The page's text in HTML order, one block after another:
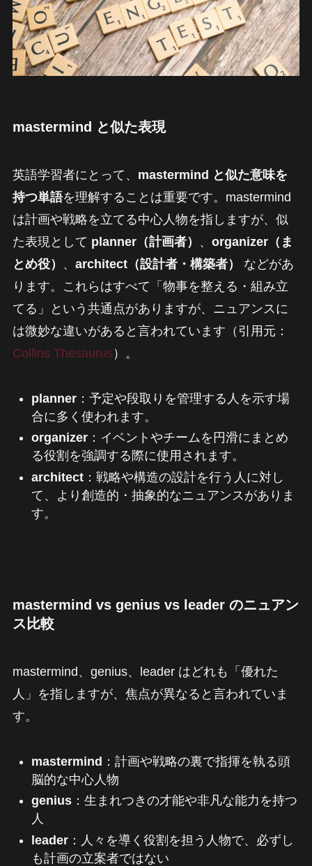
mastermind と似た表現
英語学習者にとって、 mastermind と似た意味を
持つ単語を理解することは重要です。mastermind
は計画や戦略を立てる中心人物を指しますが、似
た表現として planner（計画者） 、 organizer（ま
とめ役）
、 architect（設計者・構築者）
などがあ
ります。これらはすべて「物事を整える・組み立
てる」という共通点がありますが、ニュアンスに
は微妙な違いがあると言われています（引用元：
Collins Thesaurus ）。
planner：予定や段取りを管理する人を示す場
合に多く使われます。
organizer：イベントやチームを円滑にまとめ
る役割を強調する際に使用されます。
architect：戦略や構造の設計を行う人に対し
て、より創造的・抽象的なニュアンスがありま
す。
mastermind vs genius vs leader のニュアン
ス比較
mastermind、genius、leader はどれも「優れた
人」を指しますが、焦点が異なると言われていま
す。
mastermind ：計画や戦略の裏で指揮を執る頭
脳的な中心人物
genius：生まれつきの才能や非凡な能力を持つ
人
leader：人々を導く役割を担う人物で、必ずし
も計画の立案者ではない